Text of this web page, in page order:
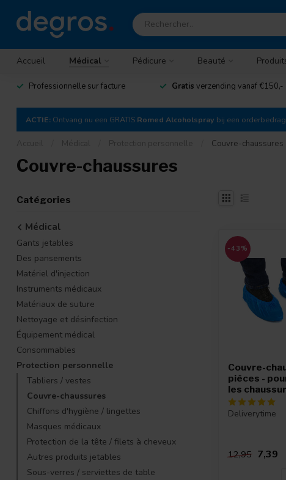
Accueil Médical Pédicure Beauté
Professionnelle sur facture Gratis verzending vanaf €150,-
ACTIE: Ontvang nu een GRATIS Romed Alcoholspray bij een
Accueil Médical Protection personnelle Couvre-chaussures
Couvre-chaussures
Catégories
Médical
Gants jetables
Des pansements
Matériel d'injection
Instruments médicaux
Matériaux de suture
Nettoyage et désinfection
Équipement médical
Consommables
Protection personnelle
Tabliers / vestes
Couvre-chaussures
Chiffons d'hygiène / lingettes
Masques médicaux
Protection de la tête / filets à cheveux
Autres produits jetables
Sous-verres / serviettes de table
-43%
Couvre-
pièces -
les
Deliverytime
12,95 7,39